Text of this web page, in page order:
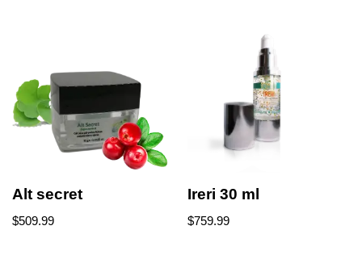
Alt secret
$509.99
Ireri 30 ml
$759.99